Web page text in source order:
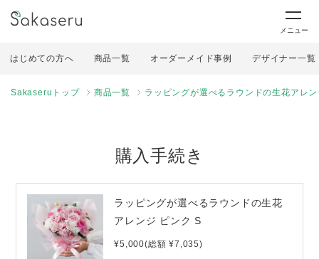
メニュー
はじめての方へ 商品一覧 オーダーメイド事例 デザイナー一覧
Sakaseruトップ 商品一覧 ラッピングが選べるラウンドの生花アレ
購入手続き
ラッピングが選べるラウンドの生花
アレンジ ピンク S
¥5,000(総額 ¥7,035)